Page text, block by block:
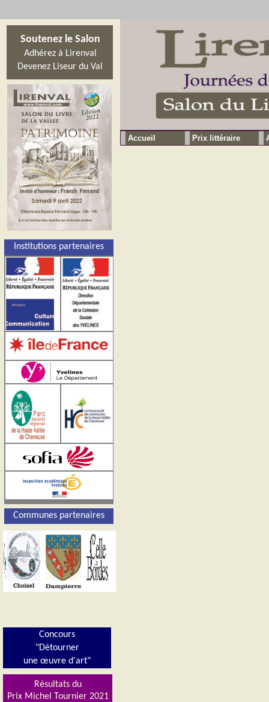
Accueil Prix littéraire
Soutenez le Salon
Adhérez à Lirenval
Devenez Liseur du Val
Concours
"Détourner
une œuvre d'art"
Institutions partenaires
Communes partenaires
Résultats du
Prix Michel Tournier 2021